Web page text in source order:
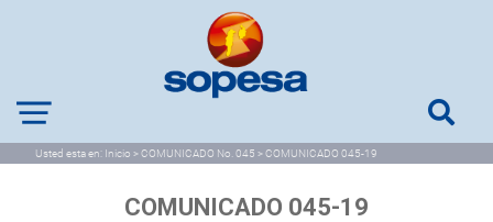
Usted esta en: Inicio > COMUNICADO No. 045 > COMUNICADO 045-19
COMUNICADO 045-19